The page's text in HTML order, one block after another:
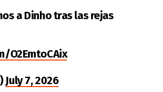
a Dinho tras las rejas
O2EmtoCAix
July 7, 2026